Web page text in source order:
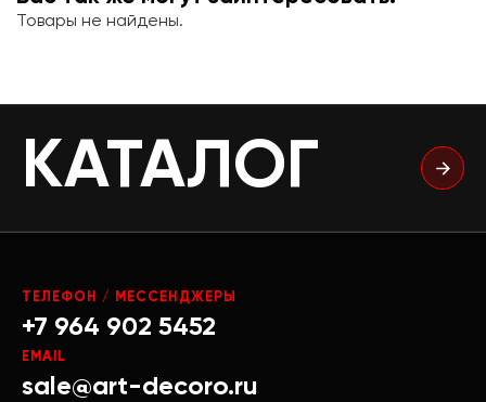
Товары не найдены.
КАТАЛОГ
ТЕЛЕФОН / МЕССЕНДЖЕРЫ
+7 964 902 5452
EMAIL
sale@art-decoro.ru